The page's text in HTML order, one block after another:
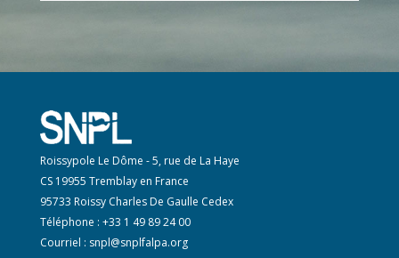
Roissypole Le Dôme - 5, rue de La Haye
CS 19955 Tremblay en France
95733 Roissy Charles De Gaulle Cedex
Téléphone : +33 1 49 89 24 00
Courriel : snpl@snplfalpa.org